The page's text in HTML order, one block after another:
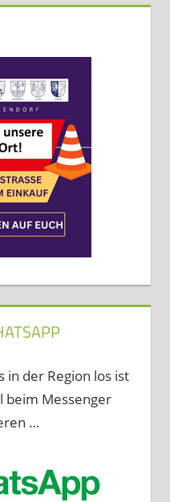
in der Region los ist
beim Messenger
…